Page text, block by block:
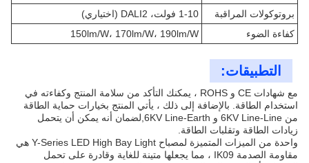
بروتوكولات المراقبة
1-10 فولت، DALI2 (اختياري)
كفاءة الضوء
150lm/W، 170lm/W، 190lm/W
التطبيقات:
مع شهادات CE و ROHS ، يمكنك التأكد من سلامة المنتج وكفاءته في
استخدام الطاقة. بالإضافة إلى ذلك ، يأتي المنتج بخيارات حماية الطاقة
من 6KV Line-Line و 6KV Line-Earth,لضمان أنه يمكن أن يتحمل
زيادات الطاقة وتقلبات الطاقة.
واحدة من الميزات المتميزة لمصباح Y-Series LED High Bay Light هي
مقاومة الصدمة IK09 ، مما يجعلها متينة للغاية وقادرة على تحمل